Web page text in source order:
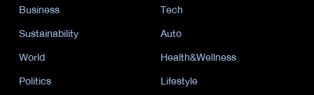
Business
Tech
Sustainability
Auto
World
Health&Wellness
Politics
Lifestyle